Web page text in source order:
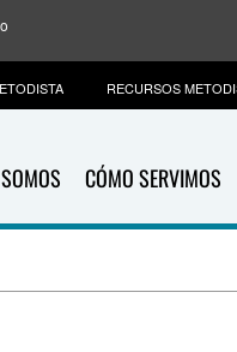
CÓMO SERVIMOS
RECURSOS